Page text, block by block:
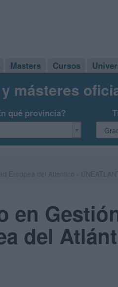
Masters Cursos
másteres
qué provincia?
en
del